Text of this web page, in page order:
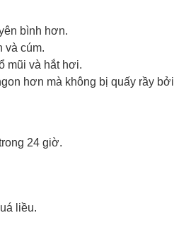
bình hơn.
và cúm.
mũi và hắt hơi.
hơn mà không bị quấy rầy bởi
24 giờ.
liều.